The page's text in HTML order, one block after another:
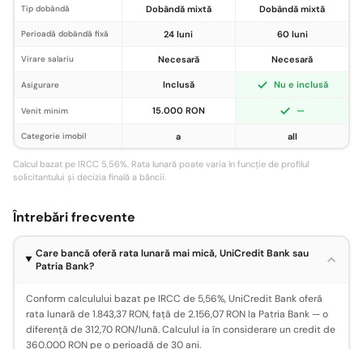
Tip dobândă Dobândă mixtă Dobândă mixtă
Perioadă dobândă fixă 24 luni 60 luni
Virare salariu Necesară Necesară
Asigurare Inclusă Nu e inclusă
Venit minim 15.000 RON —
Categorie imobil a all
Calcul bazat pe IRCC 5,56%. Rata lunară poate varia în funcție de profilul
solicitantului și decizia finală a băncii.
Întrebări frecvente
Care bancă oferă rata lunară mai mică, UniCredit Bank sau
Patria Bank?
Conform calculului bazat pe IRCC de 5,56%, UniCredit Bank oferă
rata lunară de 1.843,37 RON, față de 2.156,07 RON la Patria Bank — o
diferență de 312,70 RON/lună. Calculul ia în considerare un credit de
360.000 RON pe o perioadă de 30 ani.